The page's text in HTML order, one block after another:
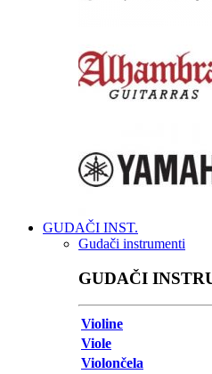
GUDAČI INST.
Gudači instrumenti
GUDAČI
Violine
Viole
Violončela